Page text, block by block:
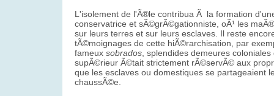
L'isolement de l'Ã®le contribua Ã la formation
conservatrice et sÃ©grÃ©gationniste, oÃ¹ les
sur leurs terres et sur leurs esclaves. Il reste
tÃ©moignages de cette hiÃ©rarchisation, par
fameux sobrados , splendides demeures
supÃ©rieur Ã©tait strictement rÃ©servÃ© aux
que les esclaves ou domestiques se partageaient
chaussÃ©e.